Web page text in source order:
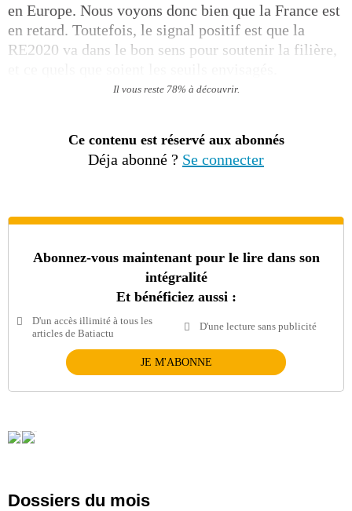
en Europe. Nous voyons donc bien que la France est
en retard. Toutefois, le signal positif est que la
RE2020 va dans le bon sens pour soutenir la filière,
Il vous reste 78% à découvrir.
Ce contenu est réservé aux abonnés
Déja abonné ? Se connecter
Abonnez-vous maintenant pour le lire dans son
intégralité
Et bénéficiez aussi :
D'un accès illimité à tous les
articles de Batiactu
D'une lecture sans publicité
JE M'ABONNE
Dossiers du mois